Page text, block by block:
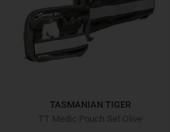
TASMANIAN TIGER
TT Medic Pouch Set Olive